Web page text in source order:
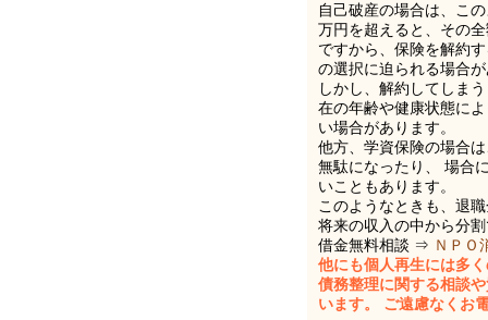
自己破産の場合は、こ
万円を超えると、その
ですから、保険を解約
の選択に迫られる場合
しかし、解約してしま
在の年齢や健康状態に
い場合があります。
他方、学資保険の場合
無駄になったり、 場合
いこともあります。
このようなときも、退
将来の収入の中から分
借金無料相談 ⇒ ＮＰＯ
他にも個人再生には多
債務整理に関する相談
います。 ご遠慮なくお